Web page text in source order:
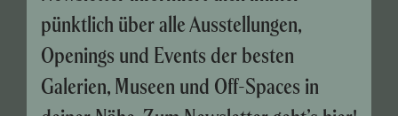
pünktlich über alle Ausstellungen,
Openings und Events der besten
Galerien, Museen und Off-Spaces in